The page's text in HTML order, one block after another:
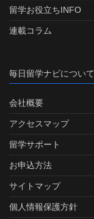
留学お役立ちINFO
連載コラム
毎日留学ナビについて
会社概要
アクセスマップ
留学サポート
お申込方法
サイトマップ
個人情報保護方針